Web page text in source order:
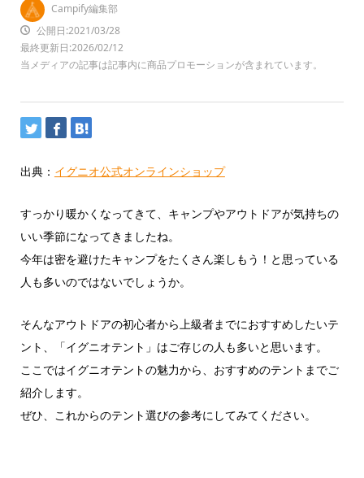
Campify編集部
公開日:2021/03/28
最終更新日:2026/02/12
当メディアの記事は記事内に商品プロモーションが含まれています。
出典： イグニオ公式オンラインショップ
すっかり暖かくなってきて、キャンプやアウトドアが気持ちの
いい季節になってきましたね。
今年は密を避けたキャンプをたくさん楽しもう！と思っている
人も多いのではないでしょうか。
そんなアウトドアの初心者から上級者までにおすすめしたいテ
ント、「イグニオテント」はご存じの人も多いと思います。
ここではイグニオテントの魅力から、おすすめのテントまでご
紹介します。
ぜひ、これからのテント選びの参考にしてみてください。